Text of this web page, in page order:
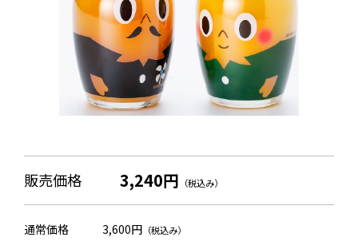
販売価格 3,240円 （税込み）
通常価格 3,600円 （税込み）